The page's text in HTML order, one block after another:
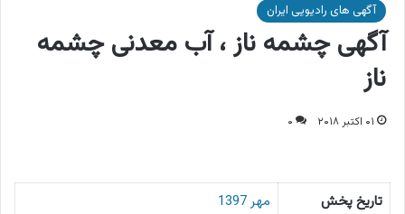
آگهی های رادیویی ایران
آگهی چشمه ناز ، آب معدنی چشمه
ناز
۰۱ اکتبر ۲۰۱۸ ۰
تاریخ پخش
مهر 1397